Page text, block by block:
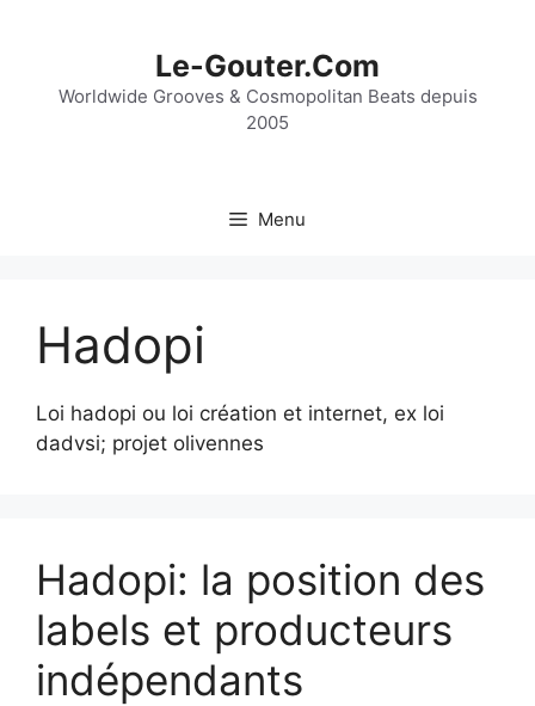
Le-Gouter.Com
Worldwide Grooves & Cosmopolitan Beats depuis
2005
Menu
Hadopi
Loi hadopi ou loi création et internet, ex loi
dadvsi; projet olivennes
Hadopi: la position des
labels et producteurs
indépendants